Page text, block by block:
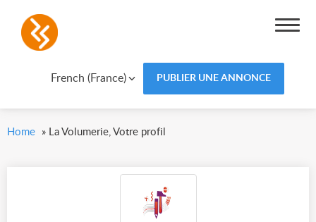
French (France) PUBLIER UNE ANNONCE
Home » La Volumerie, Votre profil